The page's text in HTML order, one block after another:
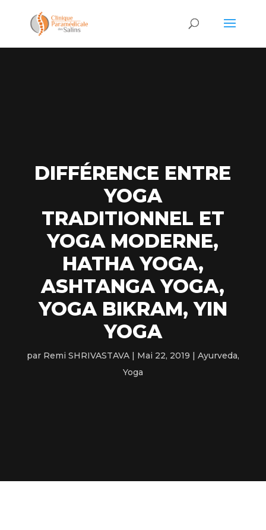
DIFFÉRENCE ENTRE
YOGA
TRADITIONNEL ET
YOGA MODERNE,
HATHA YOGA,
ASHTANGA YOGA,
YOGA BIKRAM, YIN
YOGA
par Remi SHRIVASTAVA Mai 22, 2019 Ayurveda,
Yoga